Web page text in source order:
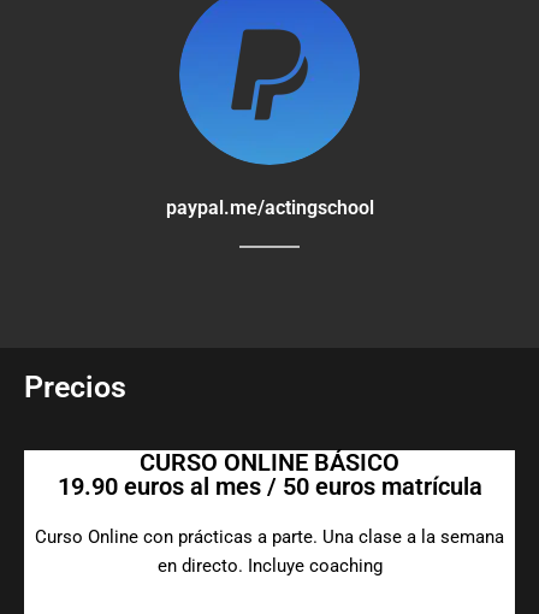
paypal.me/actingschool
Precios
CURSO ONLINE BÁSICO
19.90 euros al mes / 50 euros matrícula
Curso Online con prácticas a parte. Una clase a la semana
en directo. Incluye coaching